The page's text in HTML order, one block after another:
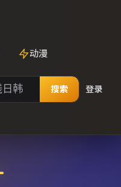
动漫
搜索 登录